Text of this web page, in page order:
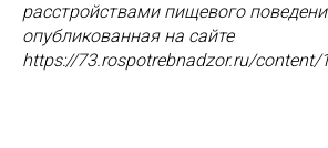
расстройствами пищевого
опубликованная на сайте
https://73.rospotrebnadzor.ru/